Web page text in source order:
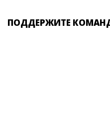
ПОДДЕРЖИТЕ КОМАНДУ